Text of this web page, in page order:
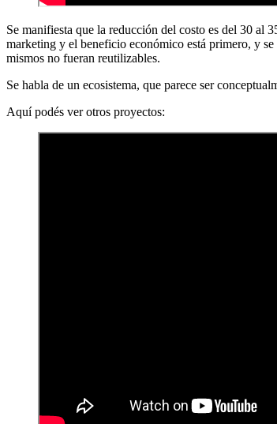
Se manifiesta que la reducción del costo es del 30 al
marketing y el beneficio económico está primero, y
mismos no fueran reutilizables.
Se habla de un ecosistema, que parece ser
Aquí podés ver otros proyectos: